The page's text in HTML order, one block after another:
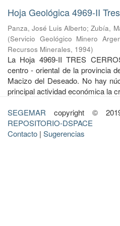
Hoja Geológica 4969-II
Panza, José Luis Alberto;Zubía,
(Servicio Geológico Minero
Recursos Minerales, 1994)
La Hoja 4969-II TRES
centro - oriental de la provincia
Macizo del Deseado. No hay
principal actividad económica la
SEGEMAR copyright ©
REPOSITORIO-DSPACE
Contacto | Sugerencias